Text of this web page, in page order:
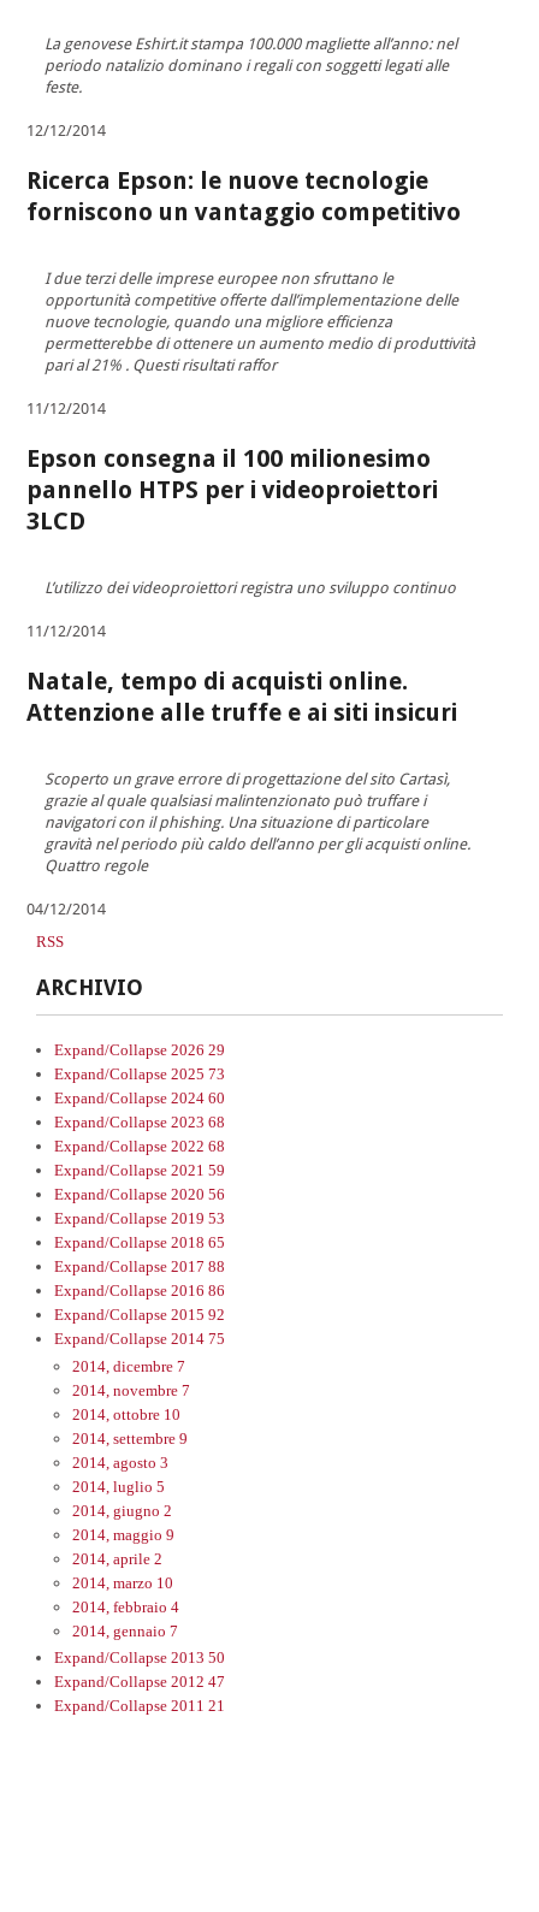
La genovese Eshirt.it stampa 100.000 magliette all’anno: nel
periodo natalizio dominano i regali con soggetti legati alle
feste.
12/12/2014
Ricerca Epson: le nuove tecnologie
forniscono un vantaggio competitivo
I due terzi delle imprese europee non sfruttano le
opportunità competitive offerte dall’implementazione delle
nuove tecnologie, quando una migliore efficienza
permetterebbe di ottenere un aumento medio di produttività
pari al 21% . Questi risultati raffor
11/12/2014
Epson consegna il 100 milionesimo
pannello HTPS per i videoproiettori
3LCD
L’utilizzo dei videoproiettori registra uno sviluppo continuo
11/12/2014
Natale, tempo di acquisti online.
Attenzione alle truffe e ai siti insicuri
Scoperto un grave errore di progettazione del sito Cartasì,
grazie al quale qualsiasi malintenzionato può truffare i
navigatori con il phishing. Una situazione di particolare
gravità nel periodo più caldo dell’anno per gli acquisti online.
Quattro regole
04/12/2014
RSS
ARCHIVIO
Expand/Collapse 2026 29
Expand/Collapse 2025 73
Expand/Collapse 2024 60
Expand/Collapse 2023 68
Expand/Collapse 2022 68
Expand/Collapse 2021 59
Expand/Collapse 2020 56
Expand/Collapse 2019 53
Expand/Collapse 2018 65
Expand/Collapse 2017 88
Expand/Collapse 2016 86
Expand/Collapse 2015 92
Expand/Collapse 2014 75
2014, dicembre 7
2014, novembre 7
2014, ottobre 10
2014, settembre 9
2014, agosto 3
2014, luglio 5
2014, giugno 2
2014, maggio 9
2014, aprile 2
2014, marzo 10
2014, febbraio 4
2014, gennaio 7
Expand/Collapse 2013 50
Expand/Collapse 2012 47
Expand/Collapse 2011 21